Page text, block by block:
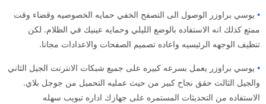
• يوسي براوزر الوصول الى التصفح الخفي حمايه الخصوصيه وقضاء وقت
ممتع كذلك انه الاستفاده بالوضع الليلي وحمايه عينيك في الظلام. لكن
تنظيف الوجهه الرئيسيه واعاده تصميم الصفحات والاعدادات مجانا.
• يوسي براوزر يعمل بسرعه كبيره على جميع شبكات الانترنت الجيل الثاني
والجيل الثالث حقق نجاح كبير من حيث عمليه التحميل من جوجل بلاي.
الاستفاده من التحديثات المستمره على جهازك اداره تبويب سهله